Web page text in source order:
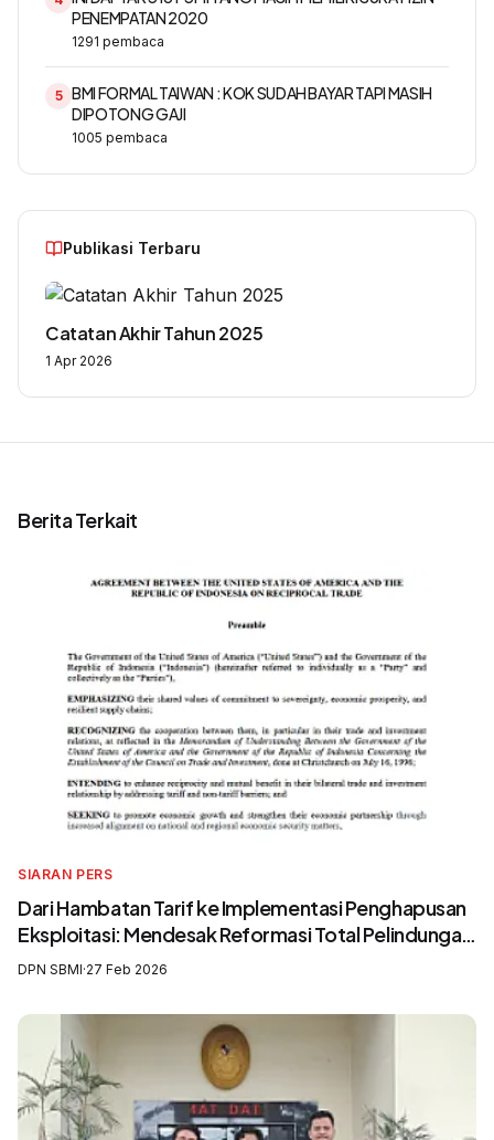
PENEMPATAN 2020
1291 pembaca
5 BMI FORMAL TAIWAN : KOK SUDAH BAYAR TAPI MASIH
DIPOTONG GAJI
1005 pembaca
Publikasi Terbaru
Catatan Akhir Tahun 2025
1 Apr 2026
Berita Terkait
SIARAN PERS
Dari Hambatan Tarif ke Implementasi Penghapusan
Eksploitasi: Mendesak Reformasi Total Pelindungan
Awak Kapal Perikanan
DPN SBMI·27 Feb 2026